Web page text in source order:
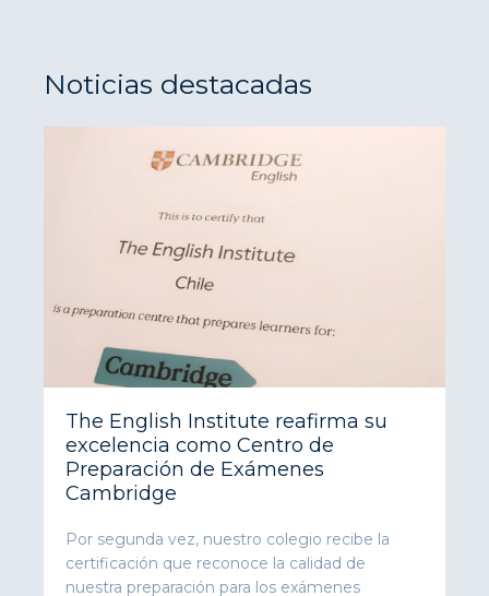
Noticias destacadas
The English Institute reafirma su
excelencia como Centro de
Preparación de Exámenes
Cambridge
Por segunda vez, nuestro colegio recibe la
certificación que reconoce la calidad de
nuestra preparación para los exámenes